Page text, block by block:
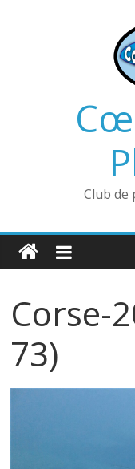
Club de
Corse-
73)